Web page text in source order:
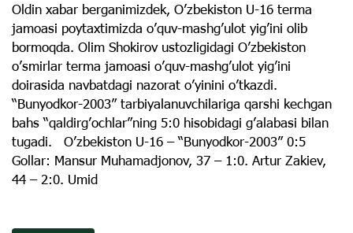
Oldin xabar berganimizdek, Oʼzbekiston U-16 terma
jamoasi poytaxtimizda oʼquv-mashgʼulot yigʼini olib
bormoqda. Olim Shokirov ustozligidagi Oʼzbekiston
oʼsmirlar terma jamoasi oʼquv-mashgʼulot yigʼini
doirasida navbatdagi nazorat oʼyinini oʼtkazdi.
“Bunyodkor-2003” tarbiyalanuvchilariga qarshi kechgan
bahs “qaldirgʼochlar”ning 5:0 hisobidagi gʼalabasi bilan
tugadi. Oʼzbekiston U-16 – “Bunyodkor-2003” 0:5
Gollar: Mansur Muhamadjonov, 37 – 1:0. Аrtur Zakiev,
44 – 2:0. Umid